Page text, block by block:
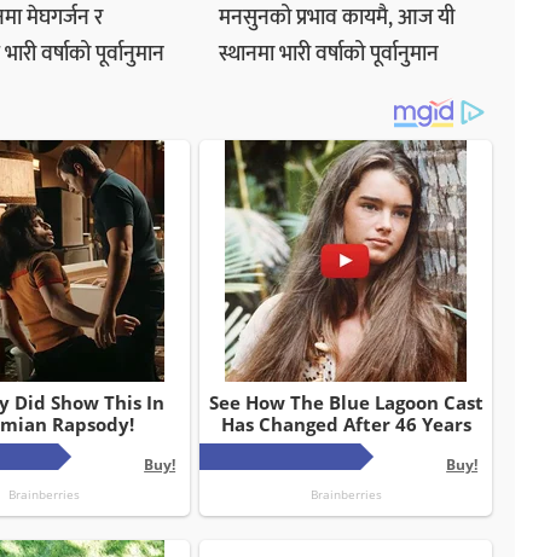
मेघगर्जन र
वर्षाको पूर्वानुमान
मनसुनको प्रभाव कायमै, आज यी
स्थानमा भारी वर्षाको पूर्वानुमान